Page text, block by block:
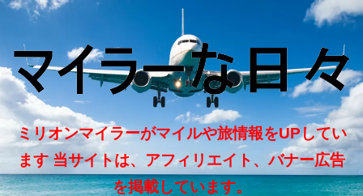
ミリオンマイラーがマイルや旅情報をUPしてい
ます 当サイトは、アフィリエイト、バナー広告
を掲載しています。